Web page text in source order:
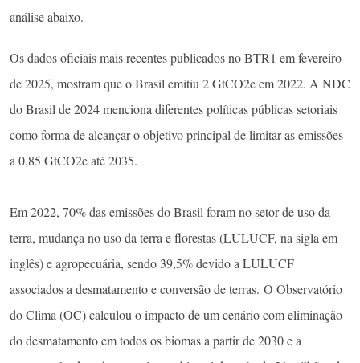
análise abaixo.
Os dados oficiais mais recentes publicados no BTR1 em fevereiro
de 2025, mostram que o Brasil emitiu 2 GtCO2e em 2022. A NDC
do Brasil de 2024 menciona diferentes políticas públicas setoriais
como forma de alcançar o objetivo principal de limitar as emissões
a 0,85 GtCO2e até 2035.
Em 2022, 70% das emissões do Brasil foram no setor de uso da
terra, mudança no uso da terra e florestas (LULUCF, na sigla em
inglês) e agropecuária, sendo 39,5% devido a LULUCF
associados a desmatamento e conversão de terras. O Observatório
do Clima (OC) calculou o impacto de um cenário com eliminação
do desmatamento em todos os biomas a partir de 2030 e a